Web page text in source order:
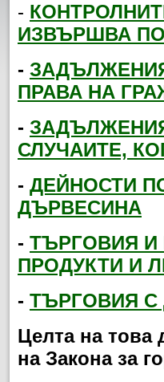
-
ИЗВЪРШВА
-
ПРАВА НА
-
СЛУЧАИТЕ,
- ДЕЙНОСТИ
ДЪРВЕСИНА
- ТЪРГОВИЯ И
ПРОДУКТИ И
- ТЪРГОВИЯ С
Целта на това
на Закона за